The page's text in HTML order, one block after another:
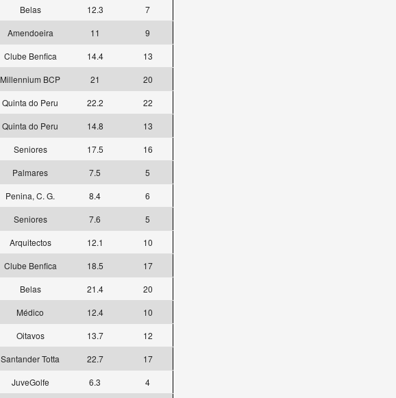
Belas 12.3
7
Amendoeira 11
9
Clube Benfica 14.4
13
Millennium BCP 21
20
Quinta do Peru 22.2
22
Quinta do Peru 14.8
13
Seniores 17.5
16
Palmares 7.5
5
Penina, C. G. 8.4
6
Seniores 7.6
5
Arquitectos 12.1
10
Clube Benfica 18.5
17
Belas 21.4
20
Médico 12.4
10
Oitavos 13.7
12
Santander Totta 22.7
17
JuveGolfe 6.3
4